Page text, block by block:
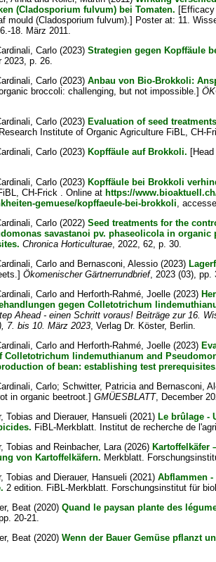
(Cladosporium fulvum) bei Tomaten.
mould (Cladosporium fulvum).] Poster at: 11.
18. März 2011.
Carlo (2023)Strategien gegen Kopffäule
2023, p. 26.
Carlo (2023)Anbau von Bio-Brokkoli:
broccoli: challenging, but not impossible.]
Carlo (2023) Evaluation of seed
Research Institute of Organic Agriculture FiBL, CH-
Carlo (2023) Kopffäule auf Brokkoli.
Carlo (2023) Kopffäule bei Brokkoli
CH-Frick . Online at https://
gemuese/kopffaeule-bei-brokkoli,
Carlo (2022)Seed treatments for the
savastanoi pv. phaseolicola in
Chronica Horticulturae, 2022, 62, p. 30.
Carlo and Bernasconi, Alessio (2023)
Ökomenischer Gärtnerrundbrief, 2023 (03), pp.
Carlo and Herforth-Rahmé, Joelle (2023)
gegen Colletotrichum
Ahead - einen Schritt voraus! Beiträge zur 16.
7. bis 10. März 2023, Verlag Dr. Köster, Berlin.
Carlo and Herforth-Rahmé, Joelle (2023)
Colletotrichum lindemuthianum and
of bean: establishing test
Carlo;Schwitter, Patriciaand Bernasconi,
in organic beetroot.]GMÜESBLATT, December
Tobias and Dierauer, Hansueli (2021) Le brûlage -
FiBL-Merkblatt. Institut de recherche de
Tobias and Reinbacher, Lara(2026) Kartoffelkäfer
von Kartoffelkäfern. Merkblatt.
Tobias and Dierauer, Hansueli (2021)Abflammen
2 edition. FiBL-Merkblatt. Forschungsinstitut für
Beat (2020)Quand le paysan plante des
20-21.
Beat (2020)Wenn der Bauer Gemüse pflanzt